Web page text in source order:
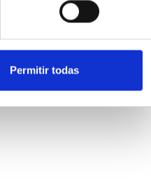
Permitir todas
a ellos.
lo pruebes y
lo pruebes y
de cookies Canal